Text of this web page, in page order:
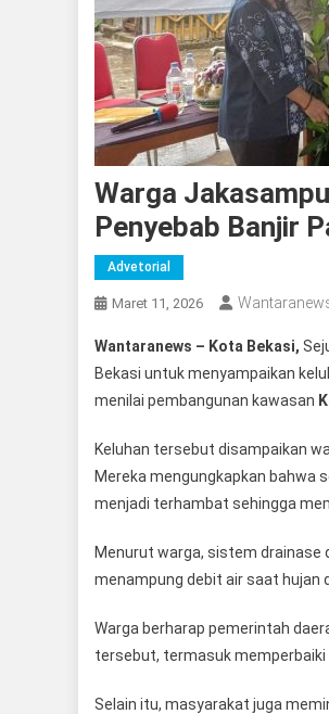
Warga
Penyebab Banjir
Advetorial
Maret 11, 2026
Wantaranews – Kota Bekasi,
Bekasi untuk menyampaikan
menilai pembangunan kawasan
Keluhan tersebut disampaikan
Mereka mengungkapkan bahwa
menjadi terhambat sehingga
Menurut warga, sistem drainase
menampung debit air saat hujan
Warga berharap pemerintah
tersebut, termasuk memperbaiki
Selain itu, masyarakat juga